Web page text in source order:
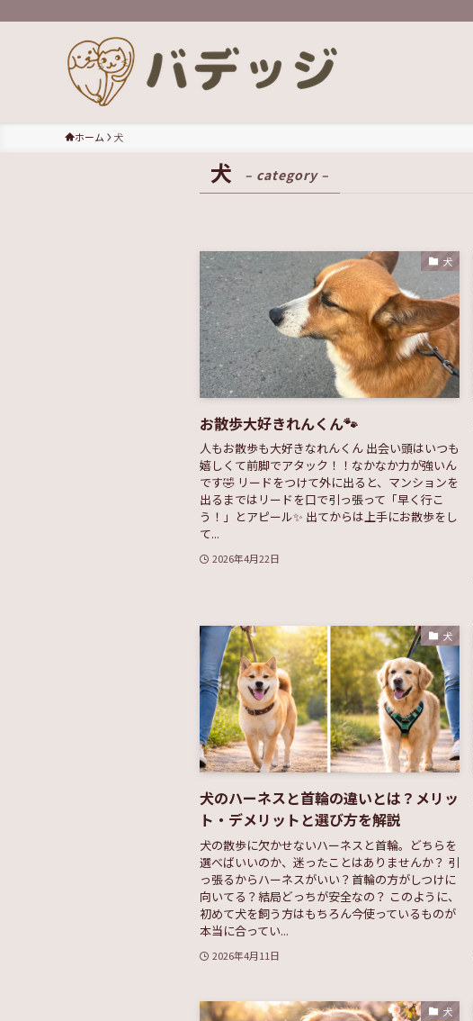
ホーム 犬
犬 – category –
犬
お散歩大好きれんくん🐾
人もお散歩も大好きなれんくん 出会い頭はいつも
嬉しくて前脚でアタック！！なかなか力が強いん
です🤣 リードをつけて外に出ると、マンションを
出るまではリードを口で引っ張って「早く行こ
う！」とアピール✨ 出てからは上手にお散歩をし
て...
2026年4月22日
犬
犬のハーネスと首輪の違いとは？メリッ
ト・デメリットと選び方を解説
犬の散歩に欠かせないハーネスと首輪。どちらを
選べばいいのか、迷ったことはありませんか？ 引
っ張るからハーネスがいい？首輪の方がしつけに
向いてる？結局どっちが安全なの？ このように、
初めて犬を飼う方はもちろん今使っているものが
本当に合ってい...
2026年4月11日
犬